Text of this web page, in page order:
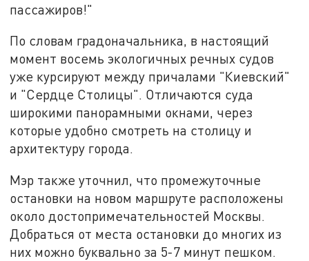
пассажиров!"
По словам градоначальника, в настоящий
момент восемь экологичных речных судов
уже курсируют между причалами "Киевский"
и "Сердце Столицы". Отличаются суда
широкими панорамными окнами, через
которые удобно смотреть на столицу и
архитектуру города.
Мэр также уточнил, что промежуточные
остановки на новом маршруте расположены
около достопримечательностей Москвы.
Добраться от места остановки до многих из
них можно буквально за 5-7 минут пешком.